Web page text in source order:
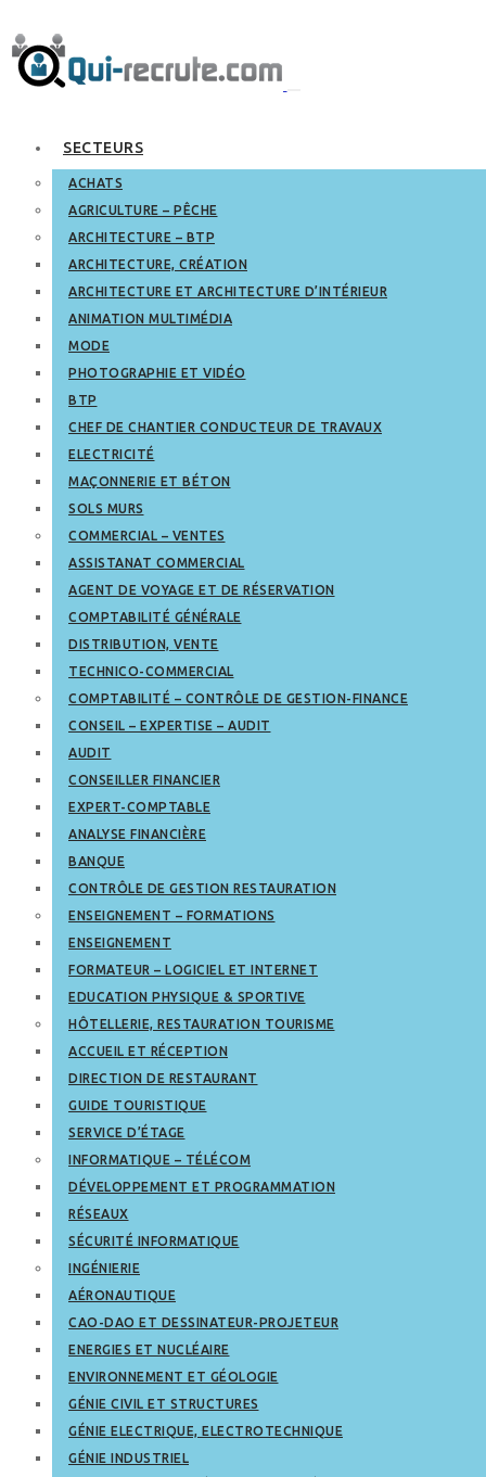
SECTEURS
ACHATS
AGRICULTURE – PÊCHE
ARCHITECTURE – BTP
ARCHITECTURE, CRÉATION
ARCHITECTURE ET ARCHITECTURE D’INTÉRIEUR
ANIMATION MULTIMÉDIA
MODE
PHOTOGRAPHIE ET VIDÉO
BTP
CHEF DE CHANTIER CONDUCTEUR DE TRAVAUX
ELECTRICITÉ
MAÇONNERIE ET BÉTON
SOLS MURS
COMMERCIAL – VENTES
ASSISTANAT COMMERCIAL
AGENT DE VOYAGE ET DE RÉSERVATION
COMPTABILITÉ GÉNÉRALE
DISTRIBUTION, VENTE
TECHNICO-COMMERCIAL
COMPTABILITÉ – CONTRÔLE DE GESTION-FINANCE
CONSEIL – EXPERTISE – AUDIT
AUDIT
CONSEILLER FINANCIER
EXPERT-COMPTABLE
ANALYSE FINANCIÈRE
BANQUE
CONTRÔLE DE GESTION RESTAURATION
ENSEIGNEMENT – FORMATIONS
ENSEIGNEMENT
FORMATEUR – LOGICIEL ET INTERNET
EDUCATION PHYSIQUE & SPORTIVE
HÔTELLERIE, RESTAURATION TOURISME
ACCUEIL ET RÉCEPTION
DIRECTION DE RESTAURANT
GUIDE TOURISTIQUE
SERVICE D’ÉTAGE
INFORMATIQUE – TÉLÉCOM
DÉVELOPPEMENT ET PROGRAMMATION
RÉSEAUX
SÉCURITÉ INFORMATIQUE
INGÉNIERIE
AÉRONAUTIQUE
CAO-DAO ET DESSINATEUR-PROJETEUR
ENERGIES ET NUCLÉAIRE
ENVIRONNEMENT ET GÉOLOGIE
GÉNIE CIVIL ET STRUCTURES
GÉNIE ELECTRIQUE, ELECTROTECHNIQUE
GÉNIE INDUSTRIEL